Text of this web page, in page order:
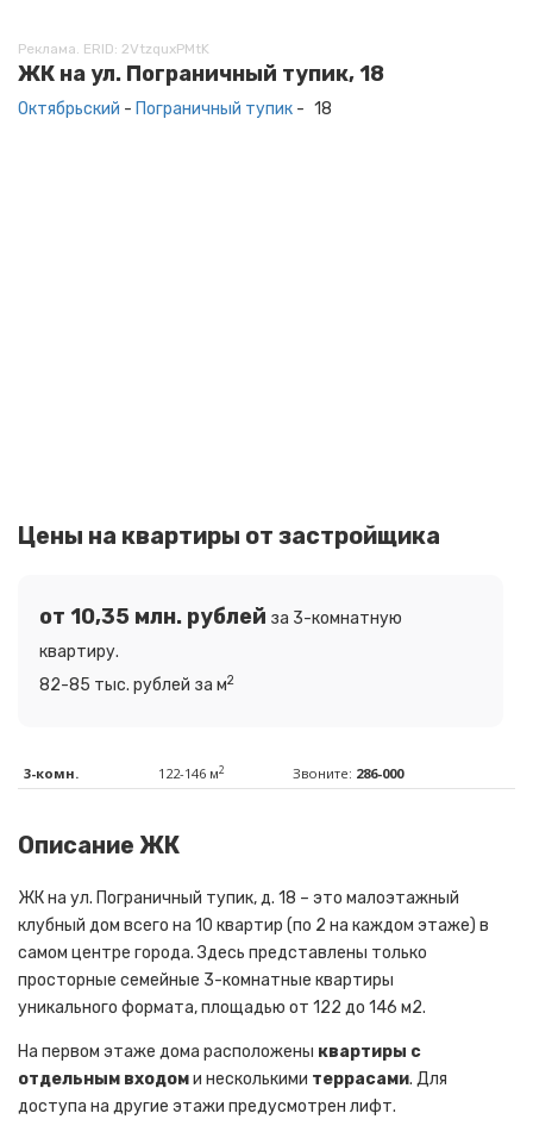
Реклама. ERID: 2VtzquxPMtK
ЖК на ул. Пограничный тупик, 18
Октябрьский - Пограничный тупик - 18
Цены на квартиры от застройщика
от 10,35 млн. рублей за 3-комнатную
квартиру.
82-85 тыс. рублей за м2
3-комн. 122-146 м2 Звоните: 286-000
Описание ЖК
ЖК на ул. Пограничный тупик, д. 18 – это малоэтажный
клубный дом всего на 10 квартир (по 2 на каждом этаже) в
самом центре города. Здесь представлены только
просторные семейные 3-комнатные квартиры
уникального формата, площадью от 122 до 146 м2.
На первом этаже дома расположены квартиры с
отдельным входоми несколькими террасами. Для
доступа на другие этажи предусмотрен лифт.